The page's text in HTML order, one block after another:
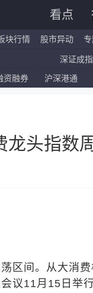
看点
块行情 股市异动
深证成指
国企指
资融券 沪深港通
龙头指数
区间。从大消
议 11月 15 日举